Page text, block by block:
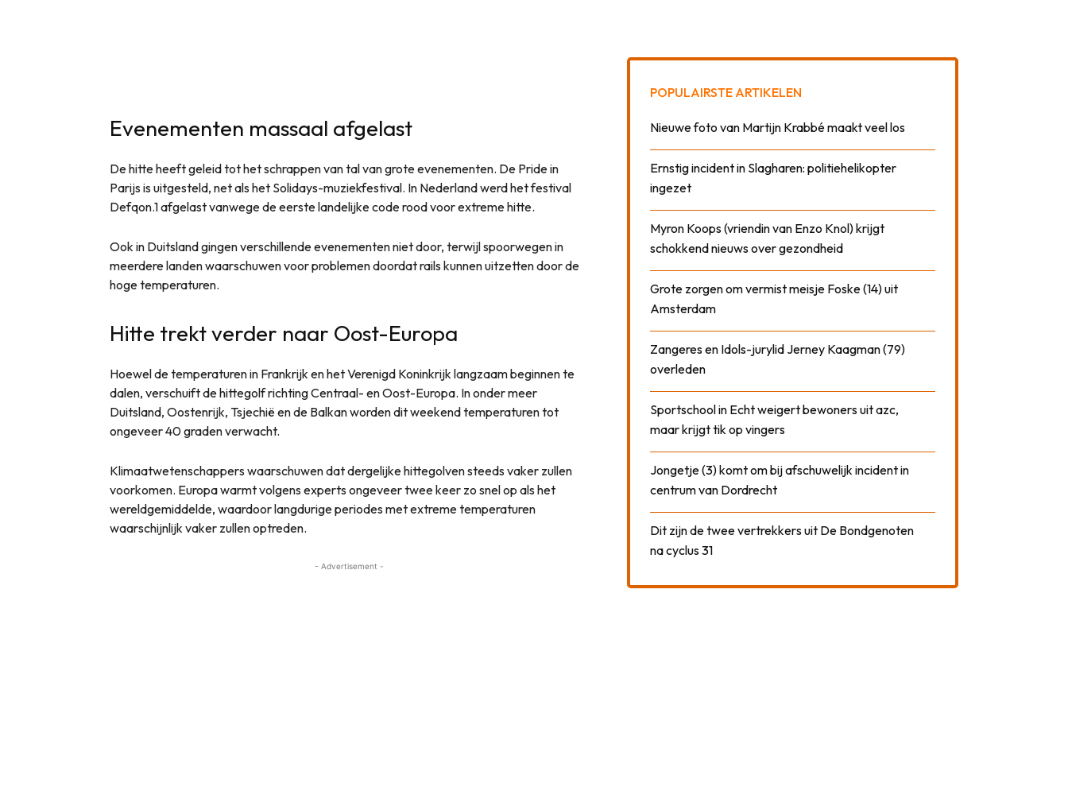
Evenementen massaal afgelast
De hitte heeft geleid tot het schrappen van tal van grote evenementen. De Pride in
Parijs is uitgesteld, net als het Solidays-muziekfestival. In Nederland werd het festival
Defqon.1 afgelast vanwege de eerste landelijke code rood voor extreme hitte.
Ook in Duitsland gingen verschillende evenementen niet door, terwijl spoorwegen in
meerdere landen waarschuwen voor problemen doordat rails kunnen uitzetten door de
hoge temperaturen.
Hitte trekt verder naar Oost-Europa
Hoewel de temperaturen in Frankrijk en het Verenigd Koninkrijk langzaam beginnen te
dalen, verschuift de hittegolf richting Centraal- en Oost-Europa. In onder meer
Duitsland, Oostenrijk, Tsjechië en de Balkan worden dit weekend temperaturen tot
ongeveer 40 graden verwacht.
Klimaatwetenschappers waarschuwen dat dergelijke hittegolven steeds vaker zullen
voorkomen. Europa warmt volgens experts ongeveer twee keer zo snel op als het
wereldgemiddelde, waardoor langdurige periodes met extreme temperaturen
waarschijnlijk vaker zullen optreden.
- Advertisement -
POPULAIRSTE ARTIKELEN
Nieuwe foto van Martijn Krabbé maakt veel los
Ernstig incident in Slagharen: politiehelikopter
ingezet
Myron Koops (vriendin van Enzo Knol) krijgt
schokkend nieuws over gezondheid
Grote zorgen om vermist meisje Foske (14) uit
Amsterdam
Zangeres en Idols-jurylid Jerney Kaagman (79)
overleden
Sportschool in Echt weigert bewoners uit azc,
maar krijgt tik op vingers
Jongetje (3) komt om bij afschuwelijk incident in
centrum van Dordrecht
Dit zijn de twee vertrekkers uit De Bondgenoten
na cyclus 31